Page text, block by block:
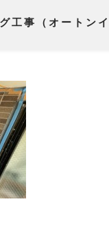
工事（オートン